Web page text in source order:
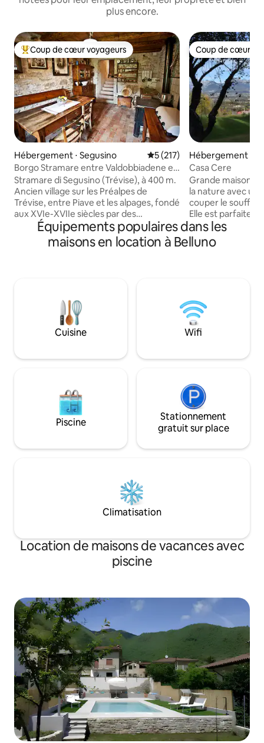
plus encore.
Coups de cœur voyageurs les plus appréciés
Coup de cœur voyageurs
Hébergement ⋅ Segusino Évaluation moyenne sur la
5 (217)
Borgo Stramare entre Valdobbiadene et
Segusino
Stramare di Segusino (Trévise), à 400 m.
Ancien village sur les Préalpes de
Trévise, entre Piave et les alpages, fondé
aux XVIe-XVIIe siècles par des
charbonniers istriens attirés par les eaux
et le bois. Au centre de nombreuses
possibilités : 10 min de
Pendant des années, j’ai été le seul
habitant, aujourd’hui nous sommes 6,
romantiquement entouré de verdure,
relaxant, pour se retrouver entre nature
Coup de cœur
Coup de cœur
Hébergement ⋅
Casa Cere
Grande maison
la nature avec
couper le souffle
Elle est parfaite
recherchent des
pour ceux qui
les excursions.
jacuzzi chauffé
et l'espace
partagés avec les
Moch.
Équipements populaires dans les
maisons en location à Belluno
Cuisine Wifi
Piscine
Stationnement
gratuit sur place
Climatisation
Location de maisons de vacances avec
piscine